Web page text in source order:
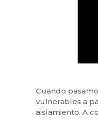
Cuando
vulnerables a
aislamiento. A